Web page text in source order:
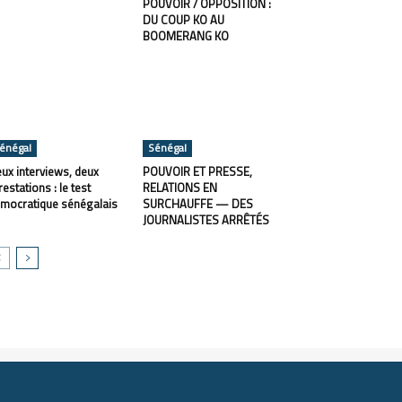
POUVOIR / OPPOSITION :
DU COUP KO AU
BOOMERANG KO
interviews, deux
: le test
sénégalais
Sénégal
POUVOIR ET PRESSE,
RELATIONS EN
SURCHAUFFE — DES
JOURNALISTES ARRÊTÉS